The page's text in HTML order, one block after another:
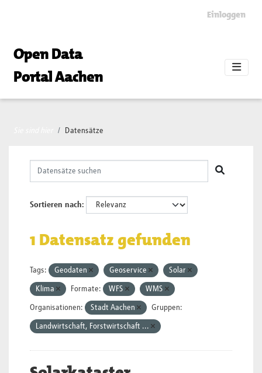
Einloggen
Open Data
Portal Aachen
Datensätze
Sortieren nach
1 Datensatz gefunden
Tags: Geodaten Geoservice Solar
Klima Formate: WFS WMS
Organisationen: Stadt Aachen Gruppen:
Landwirtschaft, Forstwirtschaft ...